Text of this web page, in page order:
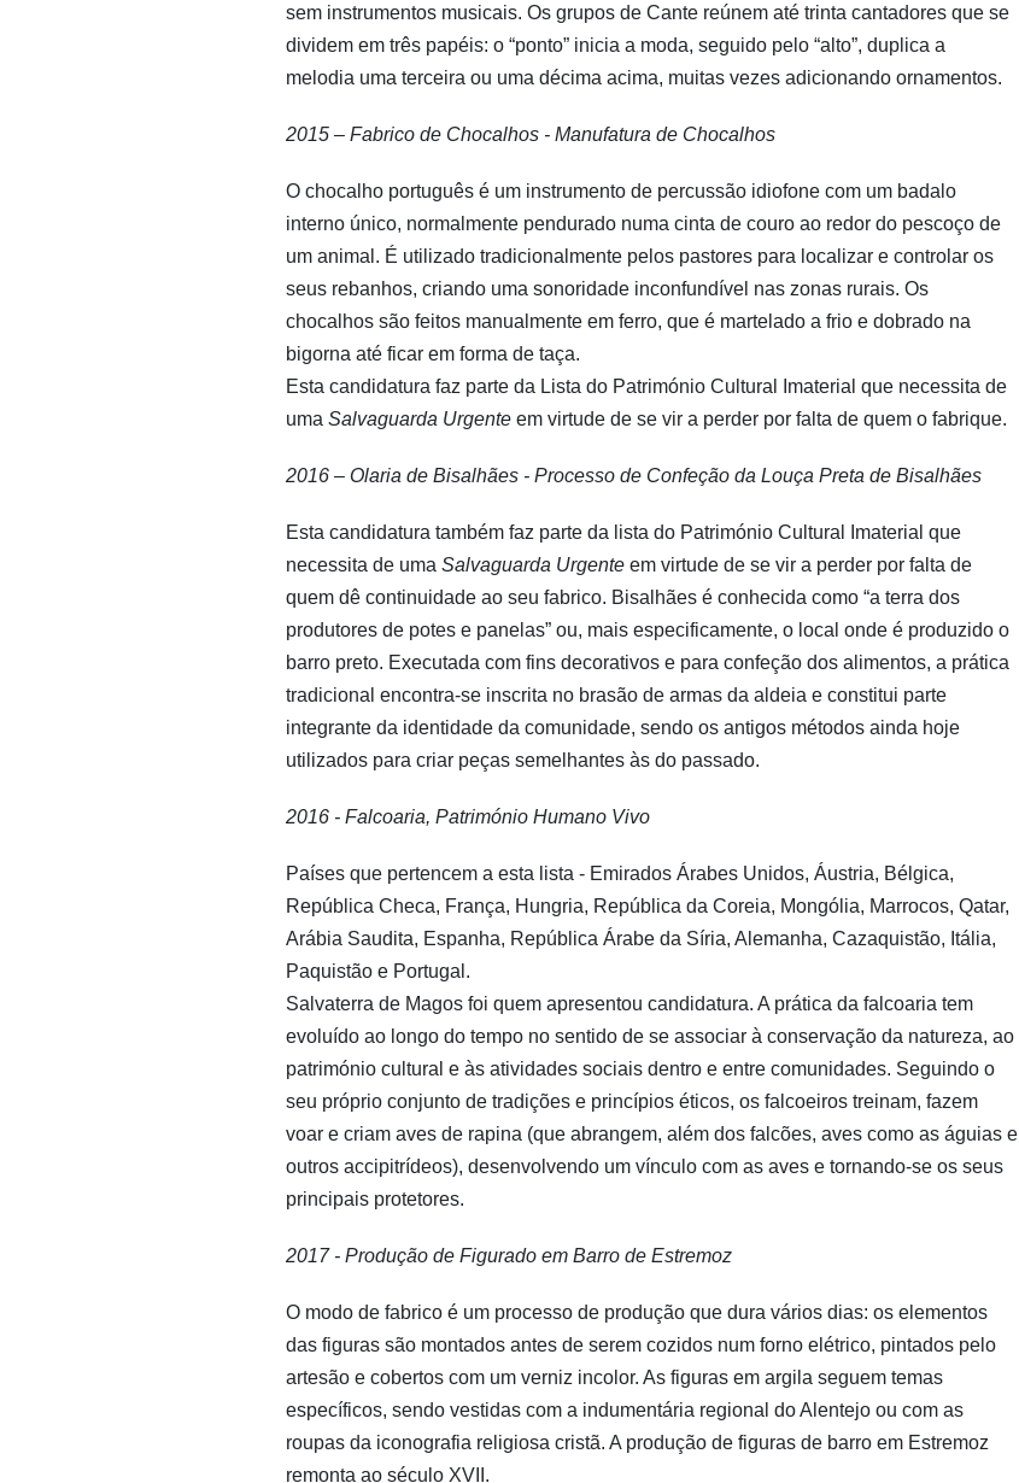
sem instrumentos musicais. Os grupos de Cante reúnem até trinta cantadores que se
dividem em três papéis: o “ponto” inicia a moda, seguido pelo “alto”, duplica a
melodia uma terceira ou uma décima acima, muitas vezes adicionando ornamentos.
2015 – Fabrico de Chocalhos - Manufatura de Chocalhos
O chocalho português é um instrumento de percussão idiofone com um badalo
interno único, normalmente pendurado numa cinta de couro ao redor do pescoço de
um animal. É utilizado tradicionalmente pelos pastores para localizar e controlar os
seus rebanhos, criando uma sonoridade inconfundível nas zonas rurais. Os
chocalhos são feitos manualmente em ferro, que é martelado a frio e dobrado na
bigorna até ficar em forma de taça.
Esta candidatura faz parte da Lista do Património Cultural Imaterial que necessita de
uma Salvaguarda Urgente em virtude de se vir a perder por falta de quem o fabrique.
2016 – Olaria de Bisalhães - Processo de Confeção da Louça Preta de Bisalhães
Esta candidatura também faz parte da lista do Património Cultural Imaterial que
necessita de uma Salvaguarda Urgente em virtude de se vir a perder por falta de
quem dê continuidade ao seu fabrico. Bisalhães é conhecida como “a terra dos
produtores de potes e panelas” ou, mais especificamente, o local onde é produzido o
barro preto. Executada com fins decorativos e para confeção dos alimentos, a prática
tradicional encontra-se inscrita no brasão de armas da aldeia e constitui parte
integrante da identidade da comunidade, sendo os antigos métodos ainda hoje
utilizados para criar peças semelhantes às do passado.
2016 - Falcoaria, Património Humano Vivo
Países que pertencem a esta lista - Emirados Árabes Unidos, Áustria, Bélgica,
República Checa, França, Hungria, República da Coreia, Mongólia, Marrocos, Qatar,
Arábia Saudita, Espanha, República Árabe da Síria, Alemanha, Cazaquistão, Itália,
Paquistão e Portugal.
Salvaterra de Magos foi quem apresentou candidatura. A prática da falcoaria tem
evoluído ao longo do tempo no sentido de se associar à conservação da natureza, ao
património cultural e às atividades sociais dentro e entre comunidades. Seguindo o
seu próprio conjunto de tradições e princípios éticos, os falcoeiros treinam, fazem
voar e criam aves de rapina (que abrangem, além dos falcões, aves como as águias e
outros accipitrídeos), desenvolvendo um vínculo com as aves e tornando-se os seus
principais protetores.
2017 - Produção de Figurado em Barro de Estremoz
O modo de fabrico é um processo de produção que dura vários dias: os elementos
das figuras são montados antes de serem cozidos num forno elétrico, pintados pelo
artesão e cobertos com um verniz incolor. As figuras em argila seguem temas
específicos, sendo vestidas com a indumentária regional do Alentejo ou com as
roupas da iconografia religiosa cristã. A produção de figuras de barro em Estremoz
remonta ao século XVII.